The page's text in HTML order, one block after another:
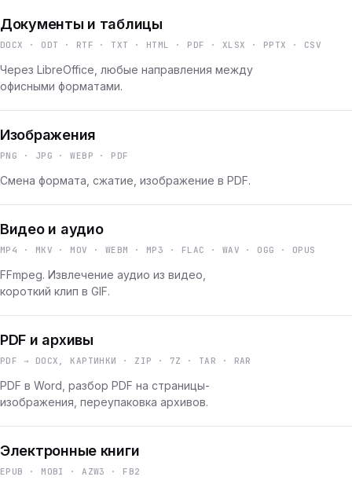
Документы и таблицы
DOCX · ODT · RTF · TXT · HTML · PDF · XLSX · PPTX · CSV
Через LibreOffice, любые направления между
офисными форматами.
Изображения
PNG · JPG · WEBP · PDF
Смена формата, сжатие, изображение в PDF.
Видео и аудио
MP4 · MKV · MOV · WEBM · MP3 · FLAC · WAV · OGG · OPUS
FFmpeg. Извлечение аудио из видео,
короткий клип в GIF.
PDF и архивы
PDF → DOCX, КАРТИНКИ · ZIP · 7Z · TAR · RAR
PDF в Word, разбор PDF на страницы-
изображения, переупаковка архивов.
Электронные книги
EPUB · MOBI · AZW3 · FB2